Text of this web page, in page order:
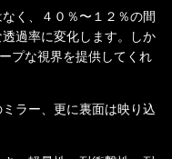
く、４０％〜１２％の間
過率に変化します。
しか
プな視界を提供してくれ
ラー、更に裏面は映り込